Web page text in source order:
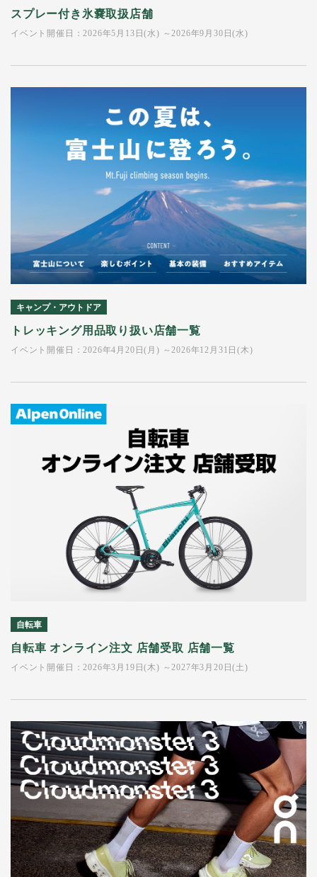
スプレー付き氷嚢取扱店舗
イベント開催日：2026年5月13日(水) ～2026年9月30日(水)
キャンプ・アウトドア
トレッキング用品取り扱い店舗一覧
イベント開催日：2026年4月20日(月) ～2026年12月31日(木)
自転車
自転車 オンライン注文 店舗受取 店舗一覧
イベント開催日：2026年3月19日(木) ～2027年3月20日(土)